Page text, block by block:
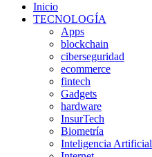
Inicio
TECNOLOGÍA
Apps
blockchain
ciberseguridad
ecommerce
fintech
Gadgets
hardware
InsurTech
Biometría
Inteligencia Artificial